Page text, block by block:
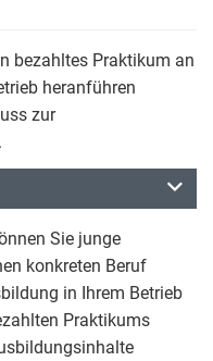
bezahltes Praktikum an
heranführen
zur
Sie junge
konkreten Beruf
in Ihrem Betrieb
Praktikums